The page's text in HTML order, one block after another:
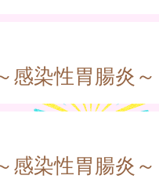
感染性胃腸炎～
感染性胃腸炎～